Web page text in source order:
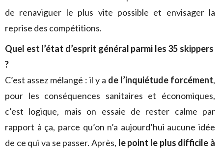
de renaviguer le plus vite possible et envisager la
reprise des compétitions.
Quel est l’état d’esprit général parmi les 35 skippers
?
C’est assez mélangé : il y a de l’inquiétude forcément,
pour les conséquences sanitaires et économiques,
c’est logique, mais on essaie de rester calme par
rapport à ça, parce qu’on n’a aujourd’hui aucune idée
de ce qui va se passer. Après, le point le plus difficile à